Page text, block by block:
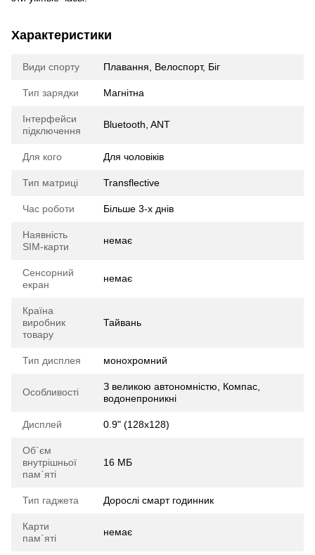
Характеристики
Види спорту Плавання, Велоспорт, Біг
Тип зарядки Магнітна
Інтерфейси
підключення
Bluetooth, ANT
Для кого Для чоловіків
Тип матриці Transflective
Час роботи Більше 3-х днів
Наявність
SIM-карти
немає
Сенсорний
екран
немає
Країна
виробник
товару
Тайвань
Тип дисплея монохромний
Особливості
З великою автономністю, Компас,
водонепроникні
Дисплей 0.9" (128x128)
Об`єм
внутрішньої
пам`яті
16 МБ
Тип гаджета Дорослі смарт годинник
Карти
пам`яті
немає